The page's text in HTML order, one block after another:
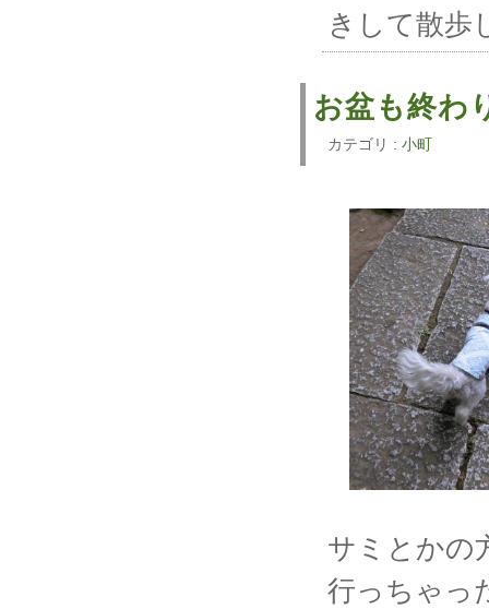
きして散歩
お盆も終わ
カテゴリ : 小町
サミとかの
行っちゃっ